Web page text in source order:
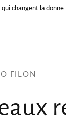
changent la donne
FILON